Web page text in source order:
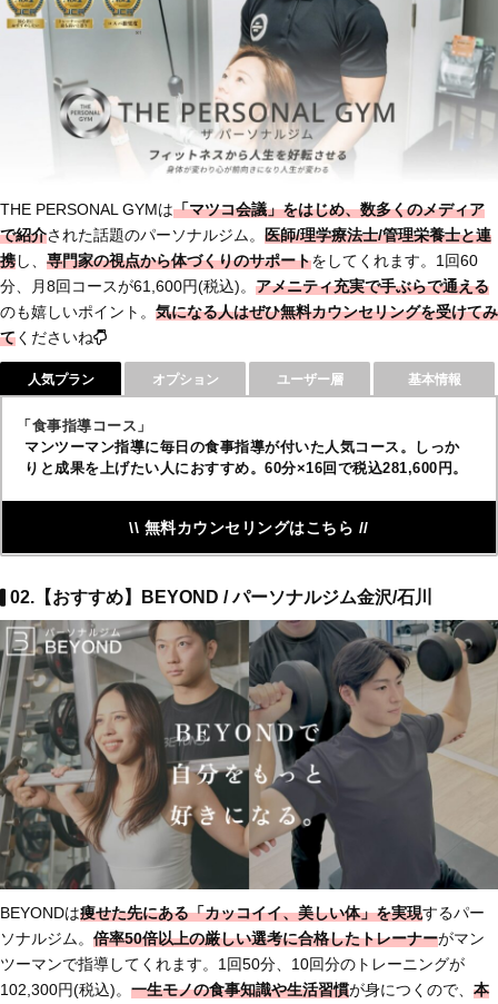
THE PERSONAL GYMは「マツコ会議」をはじめ、数多くのメディア
で紹介された話題のパーソナルジム。 医師/理学療法士/管理栄養士と連
携し、 専門家の視点から体づくりのサポートをしてくれます。1回60
分、月8回コースが61,600円(税込)。 アメニティ充実で手ぶらで通える
のも嬉しいポイント。 気になる人はぜひ無料カウンセリングを受けてみ
てくださいね
人気プラン オプション ユーザー層 基本情報
「食事指導コース」
マンツーマン指導に毎日の食事指導が付いた人気コース。しっか
りと成果を上げたい人におすすめ。60分×16回で税込281,600円。
\\ 無料カウンセリングはこちら //
02.【おすすめ】BEYOND / パーソナルジム金沢/石川
BEYONDは痩せた先にある「カッコイイ、美しい体」を実現するパー
ソナルジム。 倍率50倍以上の厳しい選考に合格したトレーナーがマン
ツーマンで指導してくれます。1回50分、10回分のトレーニングが
102,300円(税込)。 一生モノの食事知識や生活習慣が身につくので、 本